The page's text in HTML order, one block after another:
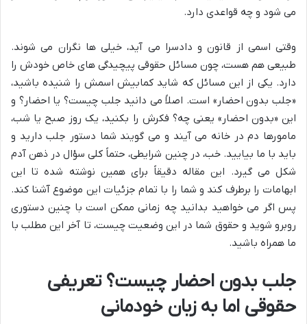
می شود و چه قواعدی دارد.
وقتی اسمی از قانون و دادسرا می آید، خیلی ها نگران می شوند.
طبیعی هم هست، چون مسائل حقوقی پیچیدگی های خاص خودش را
دارد. یکی از این مسائل که شاید کمابیش اسمش را شنیده باشید،
«جلب بدون احضار» است. اصلاً می دانید جلب چیست؟ یا احضار؟ و
این «بدون احضار» یعنی چه؟ فکرش را بکنید، یک روز صبح یا شب،
مامورها دم در خانه می آیند و می گویند شما دستور جلب دارید و
باید با ما بیایید. خب، در چنین شرایطی، حتماً کلی سؤال در ذهن آدم
شکل می گیرد. این مقاله دقیقاً برای همین نوشته شده تا این
ابهامات را برطرف کند و شما را با تمام جزئیات این موضوع آشنا کند.
پس اگر می خواهید بدانید چه زمانی ممکن است با چنین دستوری
روبرو شوید و حقوق شما در این وضعیت چیست، تا آخر این مطلب با
ما همراه باشید.
جلب بدون احضار چیست؟ تعریفی
حقوقی اما به زبان خودمانی